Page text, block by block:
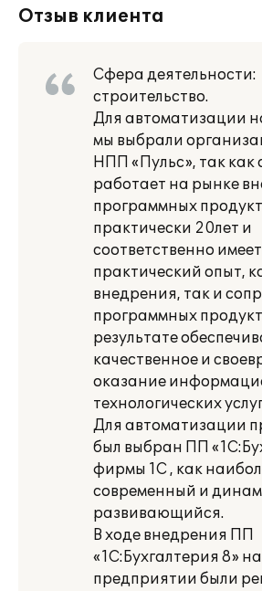
Отзыв клиента
Сфера деятельности:
строительство.
Для автоматизации
мы выбрали
НПП «Пульс», так как
работает на рынке
программных
практически 20лет и
соответственно
практический опыт,
внедрения, так и
программных
результате
качественное и
оказание
технологических
Для автоматизации
был выбран ПП
фирмы 1С , как
современный и
развивающийся.
В ходе внедрения ПП
«1С:Бухгалтерия 8» на
предприятии были